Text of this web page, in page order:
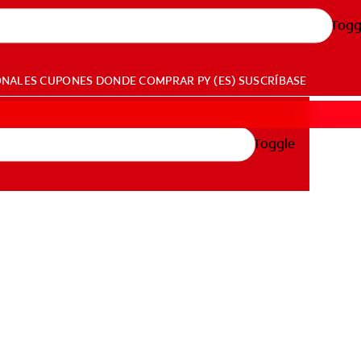
CUPONES DONDE COMPRAR PY (ES) SUSCRÍBASE
Toggle